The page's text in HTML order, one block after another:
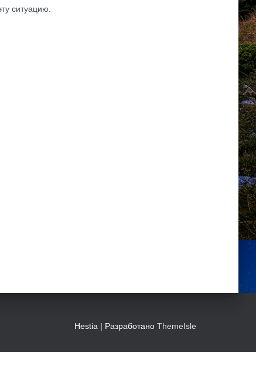
ситуацию.
Hestia | Разработано ThemeIsle